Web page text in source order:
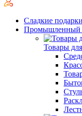
Сладкие подарки
Промышленный
Товары